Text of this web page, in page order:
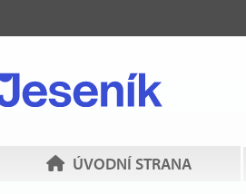
ÚVODNÍ STRANA